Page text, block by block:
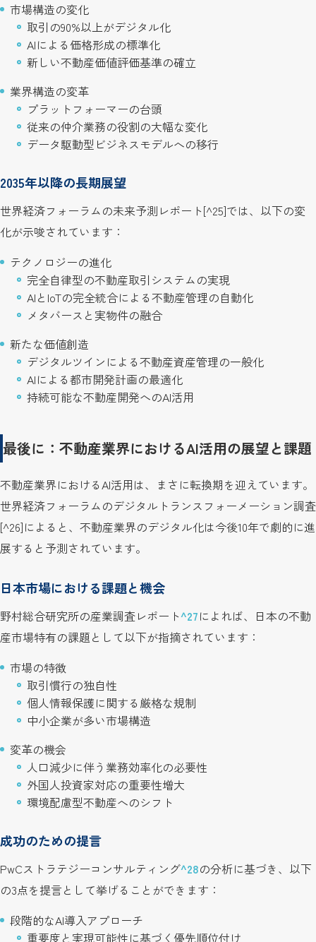
市場構造の変化
取引の90%以上がデジタル化
AIによる価格形成の標準化
新しい不動産価値評価基準の確立
業界構造の変革
プラットフォーマーの台頭
従来の仲介業務の役割の大幅な変化
データ駆動型ビジネスモデルへの移行
2035年以降の長期展望
世界経済フォーラムの未来予測レポート[^25]では、以下の変
化が示唆されています：
テクノロジーの進化
完全自律型の不動産取引システムの実現
AIとIoTの完全統合による不動産管理の自動化
メタバースと実物件の融合
新たな価値創造
デジタルツインによる不動産資産管理の一般化
AIによる都市開発計画の最適化
持続可能な不動産開発へのAI活用
最後に：不動産業界におけるAI活用の展望と課題
不動産業界におけるAI活用は、まさに転換期を迎えています。
世界経済フォーラムのデジタルトランスフォーメーション調査
[^26]によると、不動産業界のデジタル化は今後10年で劇的に進
展すると予測されています。
日本市場における課題と機会
野村総合研究所の産業調査レポート^27によれば、日本の不動
産市場特有の課題として以下が指摘されています：
市場の特徴
取引慣行の独自性
個人情報保護に関する厳格な規制
中小企業が多い市場構造
変革の機会
人口減少に伴う業務効率化の必要性
外国人投資家対応の重要性増大
環境配慮型不動産へのシフト
成功のための提言
PwCストラテジーコンサルティング^28の分析に基づき、以下
の3点を提言として挙げることができます：
段階的なAI導入アプローチ
重要度と実現可能性に基づく優先順位付け